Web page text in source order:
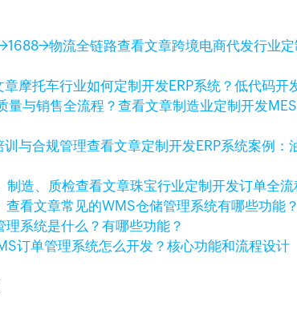
查看文章跨境电商代发行业
章摩托车行业如何定制开发ERP系统？低代码开
查看文章制造业定制开发
查看文章定制开发ERP系统案例
查看文章珠宝行业定制开发订单全
查看文章常见的WMS仓储管理系统有哪些功能
理系统是什么？有哪些功能？
订单管理系统怎么开发？核心功能和流程设计